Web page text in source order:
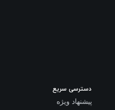
دسترسی سریع
پیشنهاد ویژه